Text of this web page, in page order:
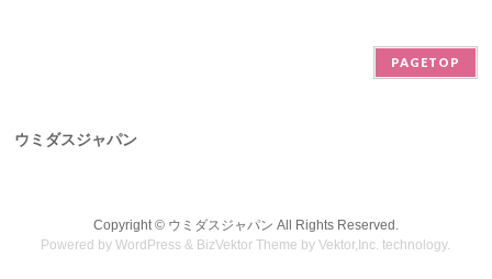
PAGETOP
ウミダスジャパン
Copyright © ウミダスジャパン All Rights Reserved.
Powered byWordPress & BizVektor Theme byVektor,Inc. technology.